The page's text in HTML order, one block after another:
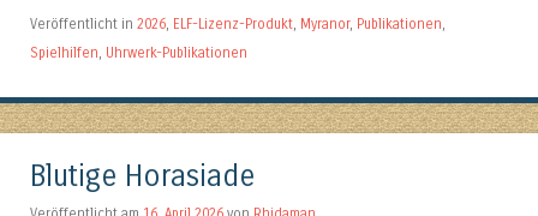
Veröffentlicht in 2026, ELF-Lizenz-Produkt, Myranor, Publikationen,
Spielhilfen, Uhrwerk-Publikationen
Blutige Horasiade